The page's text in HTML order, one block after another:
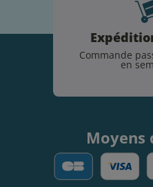
Commande
en
Moyens